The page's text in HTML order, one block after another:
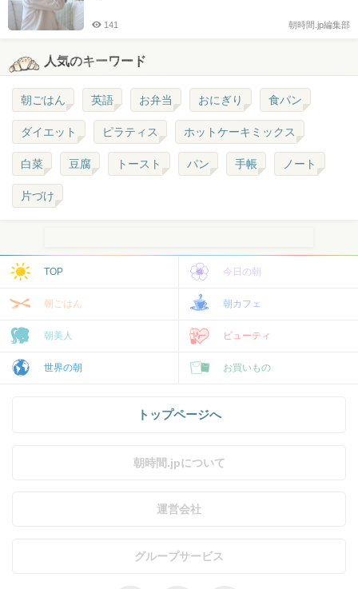
朝時間.jp編集部
141
人気のキーワード
朝ごはん 英語 お弁当 おにぎり 食パン
ダイエット ピラティス ホットケーキミックス
白菜 豆腐 トースト パン 手帳 ノート
片づけ
TOP 今日の朝
朝ごはん 朝カフェ
朝美人 ビューティ
世界の朝 お買いもの
トップページへ
朝時間.jpについて
運営会社
グループサービス